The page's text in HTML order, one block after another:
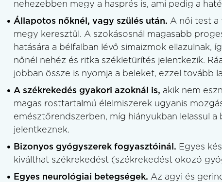
nehezebben megy a hasprés is, ami pedig a
Állapotos nőknél, vagy szülés után. A női test a
megy keresztül. A szokásosnál magasabb
hatására a bélfalban lévő simaizmok ellazulnak,
nőnél nehéz és ritka székletürítés jelentkezik.
jobban össze is nyomja a beleket, ezzel tovább
A székrekedés gyakori azoknál is, akik nem
magas rosttartalmú élelmiszerek ugyanis
emésztőrendszerben, míg hiányukban lelassul
jelentkeznek.
Bizonyos gyógyszerek fogyasztóinál. Egyes
kiválthat székrekedést (székrekedést okozó
Egyes neurológiai betegségek. Az agyi és